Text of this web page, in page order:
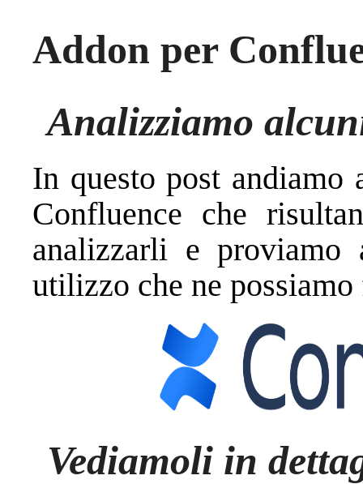
Addon per
Analizziamo
In questo post andiamo
Confluence che
analizzarli e proviamo
utilizzo che ne
Vediamoli in